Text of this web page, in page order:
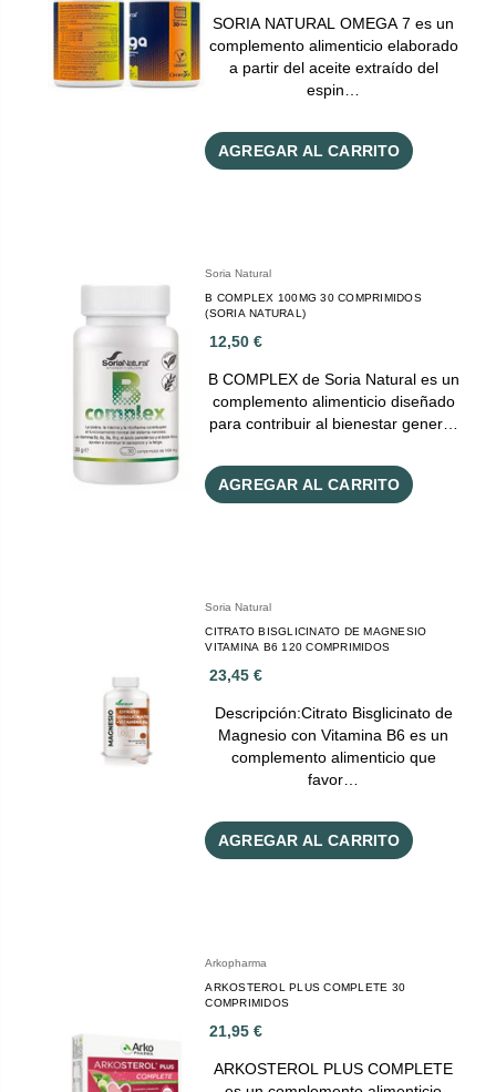
SORIA NATURAL OMEGA 7 es un
complemento alimenticio elaborado
a partir del aceite extraído del
espin…
AGREGAR AL CARRITO
Soria Natural
B COMPLEX 100MG 30 COMPRIMIDOS
(SORIA NATURAL)
12,50 €
B COMPLEX de Soria Natural es un
complemento alimenticio diseñado
para contribuir al bienestar gener…
AGREGAR AL CARRITO
Soria Natural
CITRATO BISGLICINATO DE MAGNESIO
VITAMINA B6 120 COMPRIMIDOS
23,45 €
Descripción:Citrato Bisglicinato de
Magnesio con Vitamina B6 es un
complemento alimenticio que
favor…
AGREGAR AL CARRITO
Arkopharma
ARKOSTEROL PLUS COMPLETE 30
COMPRIMIDOS
21,95 €
ARKOSTEROL PLUS COMPLETE